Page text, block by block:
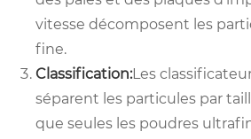
vitesse décomposent les
fine.
Classification:Les
séparent les particules par
que seules les poudres